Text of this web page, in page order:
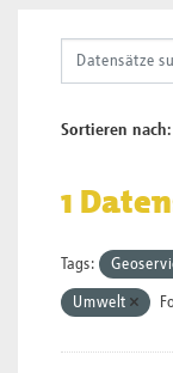
Sortieren nach
1
Tags:
Umwelt